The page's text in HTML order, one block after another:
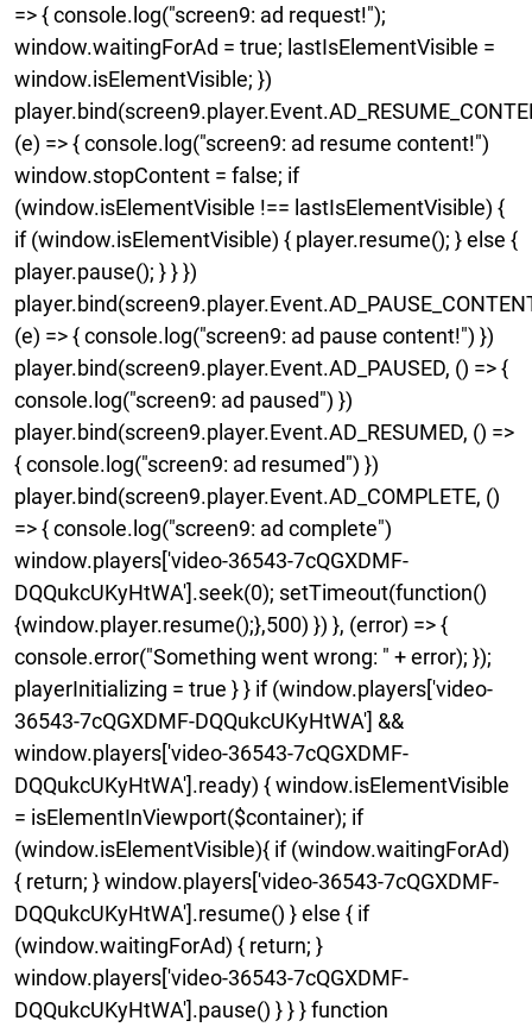
=> { console.log("screen9: ad request!");
window.waitingForAd = true; lastIsElementVisible =
window.isElementVisible; })
(e) => { console.log("screen9: ad resume content!")
window.stopContent = false; if
(window.isElementVisible !== lastIsElementVisible) {
if (window.isElementVisible) { player.resume(); } else {
player.pause(); } } })
(e) => { console.log("screen9: ad pause content!") })
player.bind(screen9.player.Event.AD_PAUSED, () => {
console.log("screen9: ad paused") })
player.bind(screen9.player.Event.AD_RESUMED, () =>
{ console.log("screen9: ad resumed") })
player.bind(screen9.player.Event.AD_COMPLETE, ()
=> { console.log("screen9: ad complete")
window.players['video-36543-7cQGXDMF-
DQQukcUKyHtWA'].seek(0); setTimeout(function()
{window.player.resume();},500) }) }, (error) => {
console.error("Something went wrong: " + error); });
playerInitializing = true } } if (window.players['video-
36543-7cQGXDMF-DQQukcUKyHtWA'] &&
window.players['video-36543-7cQGXDMF-
DQQukcUKyHtWA'].ready) { window.isElementVisible
= isElementInViewport($container); if
(window.isElementVisible){ if (window.waitingForAd)
{ return; } window.players['video-36543-7cQGXDMF-
DQQukcUKyHtWA'].resume() } else { if
(window.waitingForAd) { return; }
window.players['video-36543-7cQGXDMF-
DQQukcUKyHtWA'].pause() } } } function